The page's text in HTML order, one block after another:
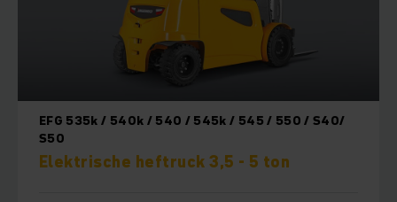
EFG 535k / 540k / 540 / 545k / 545 / 550 / S40/
S50
Elektrische heftruck 3,5 - 5 ton